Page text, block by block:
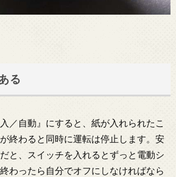
る
／自動』にすると、紙が入れられたこ
終わると同時に運転は停止します。安
と、スイッチを入れるとずっと電動シ
わったら自分でオフにしなければなら